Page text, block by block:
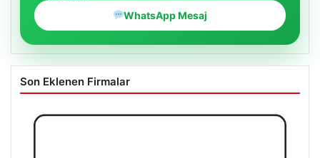
WhatsApp Mesaj
Son Eklenen Firmalar